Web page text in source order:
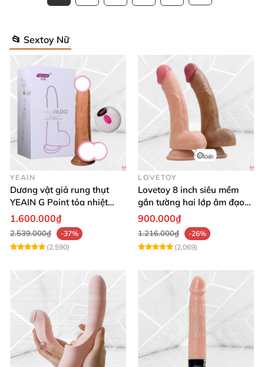
📂 Sextoy Nữ
YEAIN
Dương vật giả rung thụt
YEAIN G Point tỏa nhiệt
điều khiển từ xa
1.600.000₫
2.539.000₫
-37%
(2,590)
LOVETOY
Lovetoy 8 inch siêu mềm
gắn tường hai lớp âm đạo
giả chuẩn y tế
900.000₫
1.216.000₫
-26%
(2,069)